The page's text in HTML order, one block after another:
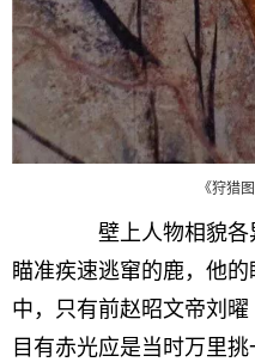
《狩猎
壁上人物相貌各
瞄准疾速逃窜的鹿，他
中，只有前赵昭文帝刘曜
目有赤光应是当时万里挑